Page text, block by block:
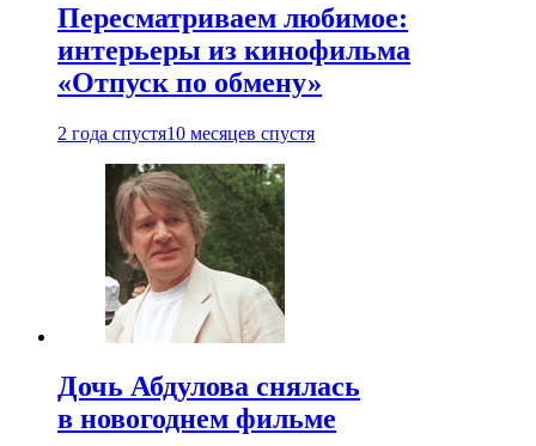
Пересматриваем любимое:
интерьеры из кинофильма
«Отпуск по обмену»
2 года спустя10 месяцев спустя
Дочь Абдулова снялась
в новогоднем фильме